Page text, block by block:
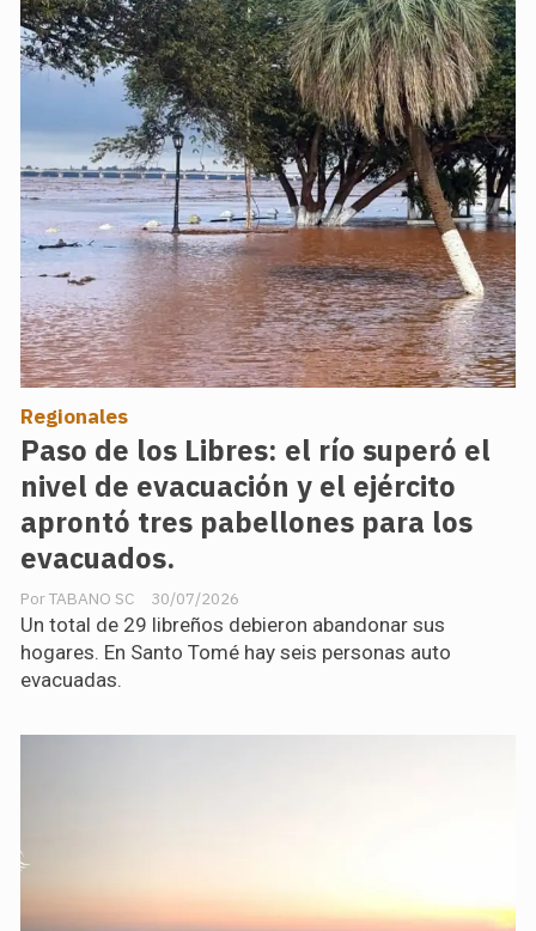
Paso de los Libres: el río superó el
nivel de evacuación y el ejército
aprontó tres pabellones para los
evacuados.
TABANO SC
Regionales
30/07/2026
Un total de 29 libreños debieron abandonar sus
hogares. En Santo Tomé hay seis personas auto
evacuadas.